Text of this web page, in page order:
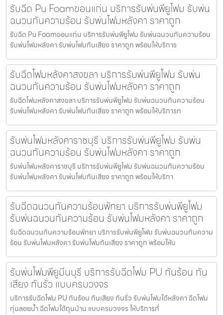
รับฉีด Pu Foamขอนแก่น บริการรับพ่นพียูโฟม รับพ่น
ฉนวนกันความร้อน รับพ่นโฟมหลังคา ราคาถูก
รับฉีด Pu Foamขอนแก่น บริการรับพ่นพียูโฟม รับพ่นฉนวนกันความร้อน
รับพ่นโฟมหลังคา รับพ่นโฟมกันเสียง ราคาถูก พร้อมให้บริการ
รับฉีดโฟมหลังคาสงขลา บริการรับพ่นพียูโฟม รับพ่น
ฉนวนกันความร้อน รับพ่นโฟมหลังคา ราคาถูก
รับฉีดโฟมหลังคาสงขลา บริการรับพ่นพียูโฟม รับพ่นฉนวนกันความร้อน
รับพ่นโฟมหลังคา รับพ่นโฟมกันเสียง ราคาถูก พร้อมให้บริการท
รับพ่นโฟมหลังคาราชบุรี บริการรับพ่นพียูโฟม รับพ่น
ฉนวนกันความร้อน รับพ่นโฟมหลังคา ราคาถูก
รับพ่นโฟมหลังคาราชบุรี บริการรับพ่นพียูโฟม รับพ่นฉนวนกันความร้อน
รับพ่นโฟมหลังคา รับพ่นโฟมกันเสียง ราคาถูก พร้อมให้บริกา
รับฉีดฉนวนกันความร้อนพัทยา บริการรับพ่นพียูโฟม
รับพ่นฉนวนกันความร้อน รับพ่นโฟมหลังคา ราคาถูก
รับฉีดฉนวนกันความร้อนพัทยา บริการรับพ่นพียูโฟม รับพ่นฉนวนกันความ
ร้อน รับพ่นโฟมหลังคา รับพ่นโฟมกันเสียง ราคาถูก พร้อมให้บ
รับพ่นโฟมพียูมีนบุรี บริการรับฉีดโฟม PU กันร้อน กัน
เสียง กันรั่ว แบบครบวงจร
บริการรับฉีดโฟม PU กันร้อน กันเสียง กันรั่ว รับพ่นโฟมใต้หลังคา ฉีดโฟม
ทุ่นลอยน้ำ ฉีดโฟมใต้ถุนบ้าน แบบครบวงจร ให้บริการทั่